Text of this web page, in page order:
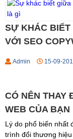
SỰ KHÁC BIẾT
VỚI SEO
Admin 15-09-
CÓ NÊN THAY
WEB CỦA BẠN
Lý do phổ biến nhất
trình đổi thương